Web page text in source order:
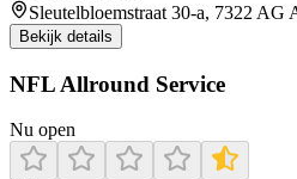
Sleutelbloemstraat 30-a, 7322 AG
Bekijk details
NFL Allround Service
Nu open